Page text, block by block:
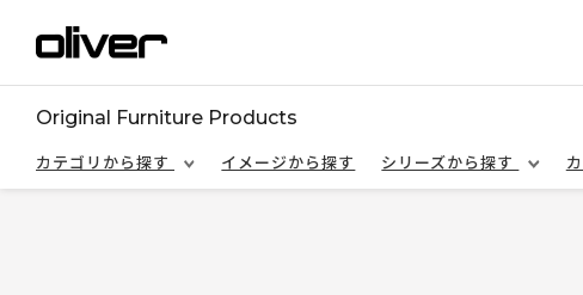
Original Furniture Products
カテゴリから探す
イメージから探す シリーズから探す